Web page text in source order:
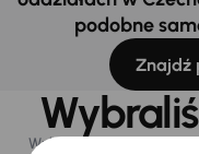
podobne
Znajdź
Wybieramy dla Ciebie